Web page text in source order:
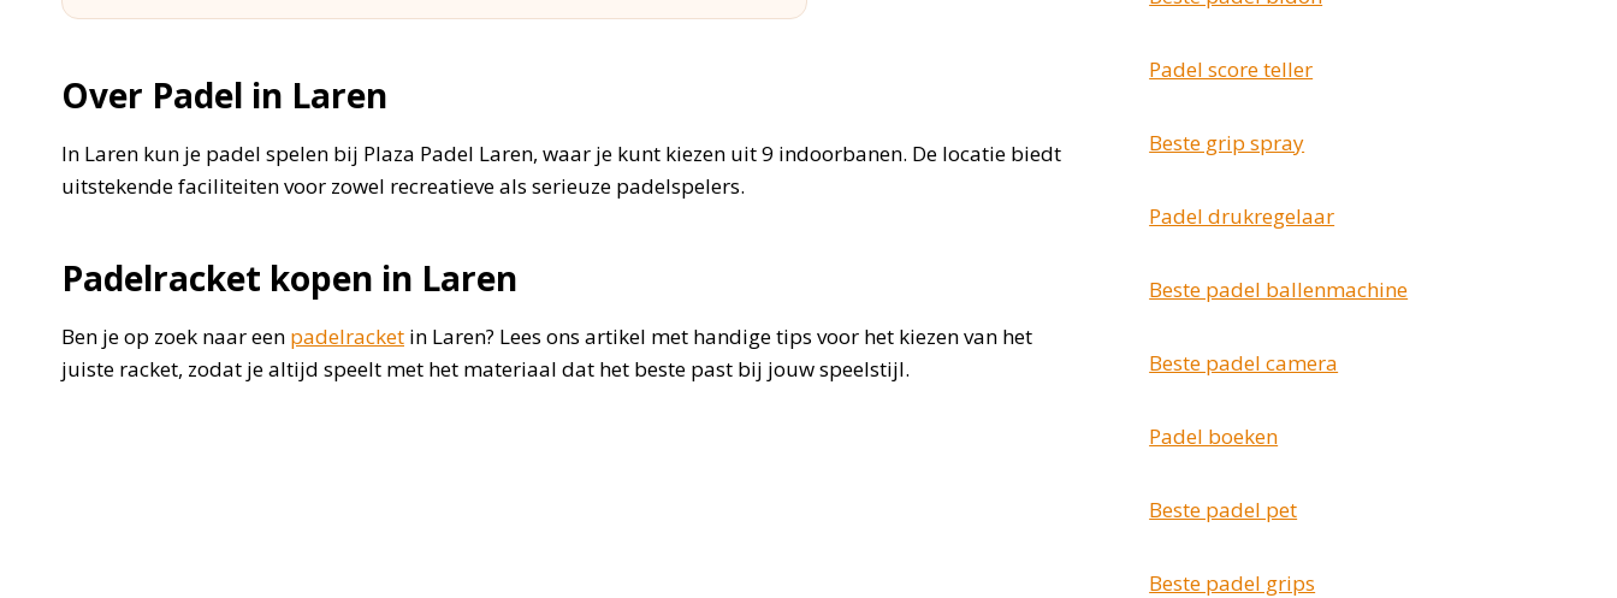
Over Padel in Laren
In Laren kun je padel spelen bij Plaza Padel Laren, waar je kunt kiezen uit 9 indoorbanen. De locatie biedt
uitstekende faciliteiten voor zowel recreatieve als serieuze padelspelers.
Padelracket kopen in Laren
Ben je op zoek naar een padelracket in Laren? Lees ons artikel met handige tips voor het kiezen van het
juiste racket, zodat je altijd speelt met het materiaal dat het beste past bij jouw speelstijl.
Padel score teller
Beste grip spray
Padel drukregelaar
Beste padel ballenmachine
Beste padel camera
Padel boeken
Beste padel pet
Beste padel grips